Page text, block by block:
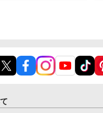
恋の物語。